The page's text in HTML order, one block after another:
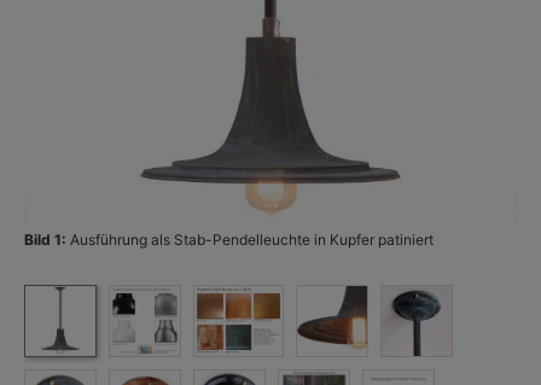
Bild 1: Ausführung als Stab-Pendelleuchte in Kupfer patiniert